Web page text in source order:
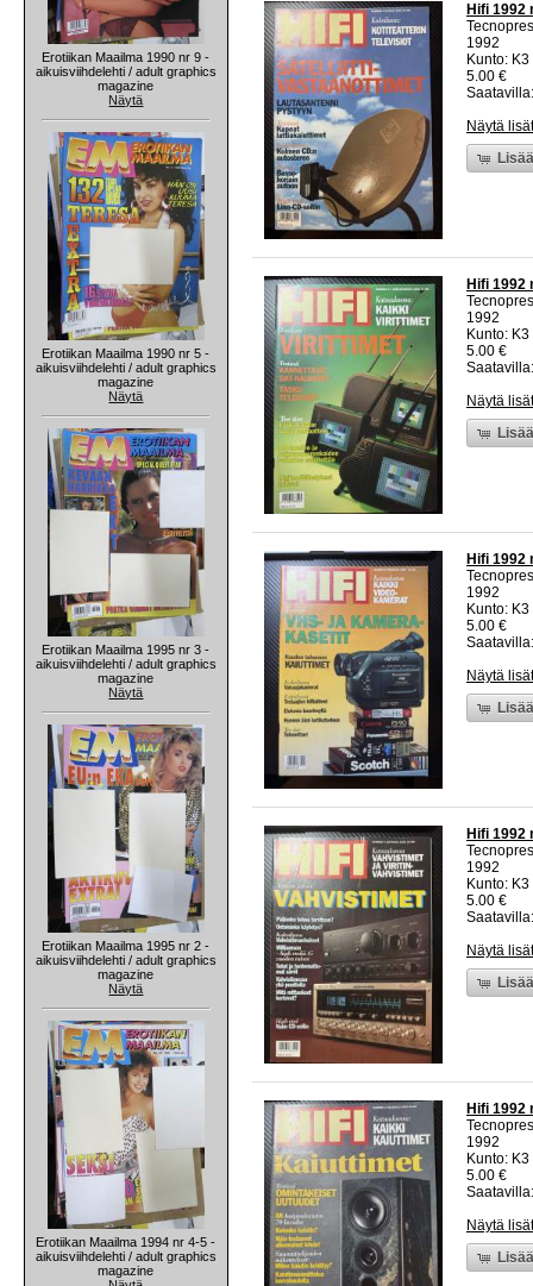
Erotiikan Maailma 1990 nr 9 -
aikuisviihdelehti / adult graphics
magazine
Näytä
Erotiikan Maailma 1990 nr 5 -
aikuisviihdelehti / adult graphics
magazine
Näytä
Erotiikan Maailma 1995 nr 3 -
aikuisviihdelehti / adult graphics
magazine
Näytä
Erotiikan Maailma 1995 nr 2 -
aikuisviihdelehti / adult graphics
magazine
Näytä
Erotiikan Maailma 1994 nr 4-5 -
aikuisviihdelehti / adult graphics
magazine
Hifi 1992
1992
Kunto:
5.00 €
Näytä
Hifi 1992
1992
Kunto:
5.00 €
Näytä
Hifi 1992
1992
Kunto:
5.00 €
Näytä
Hifi 1992
1992
Kunto:
5.00 €
Näytä
Hifi 1992
1992
Kunto:
5.00 €
Näytä